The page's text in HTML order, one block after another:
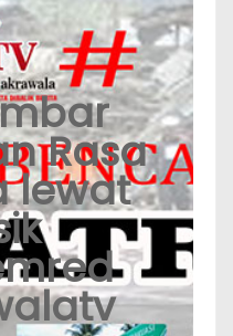
Rasa
lewat